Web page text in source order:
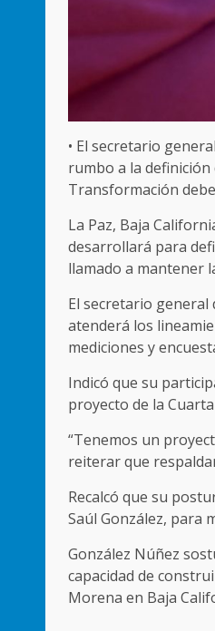
• El secretario
rumbo a la
Transformación
La Paz, Baja
desarrollará para
llamado a mantener
El secretario general
atenderá los
mediciones y
Indicó que su
proyecto de la
“Tenemos un
reiterar que
Recalcó que su
Saúl González, para
González Núñez
capacidad de
Morena en Baja